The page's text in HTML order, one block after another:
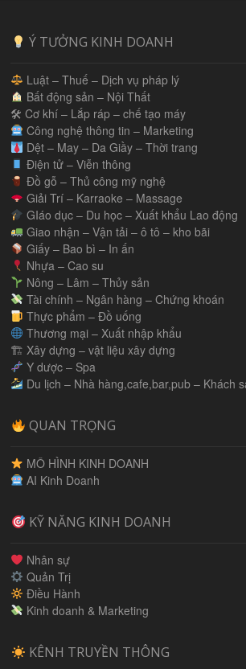
Ý TƯỞNG KINH DOANH
Luật – Thuế – Dịch vụ pháp lý
Bất động sản – Nội Thất
🛠 Cơ khí – Lắp ráp – chế tạo máy
Công nghệ thông tin – Marketing
Dệt – May – Da Giầy – Thời trang
Điện tử – Viễn thông
Đồ gỗ – Thủ công mỹ nghệ
Giải Trí – Karraoke – Massage
GIáo dục – Du học – Xuất khẩu Lao động
Giao nhận – Vận tải – ô tô – kho bãi
Giấy – Bao bì – In ấn
Nhựa – Cao su
Nông – Lâm – Thủy sản
Tài chính – Ngân hàng – Chứng khoán
Thực phẩm – Đồ uống
Thương mại – Xuất nhập khẩu
🏗 Xây dựng – vật liệu xây dựng
Y dược – Spa
Du lịch – Nhà hàng,cafe,bar,pub – Khách
QUAN TRỌNG
MÔ HÌNH KINH DOANH
AI Kinh Doanh
KỸ NĂNG KINH DOANH
Nhân sự
Quản Trị
Điều Hành
Kinh doanh & Marketing
KÊNH TRUYỀN THÔNG